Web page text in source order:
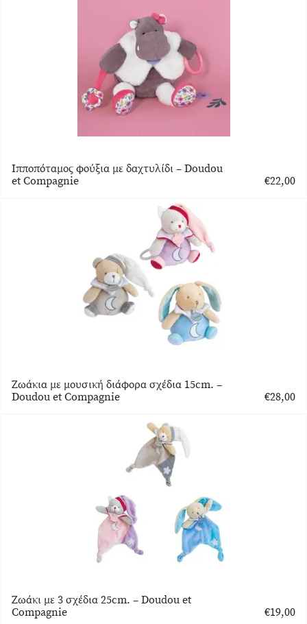
Ιπποπόταμος φούξια με δαχτυλίδι – Doudou
et Compagnie
€22,00
Ζωάκια με μουσική διάφορα σχέδια 15cm. –
Doudou et Compagnie
€28,00
Ζωάκι με 3 σχέδια 25cm. – Doudou et
Compagnie
€19,00